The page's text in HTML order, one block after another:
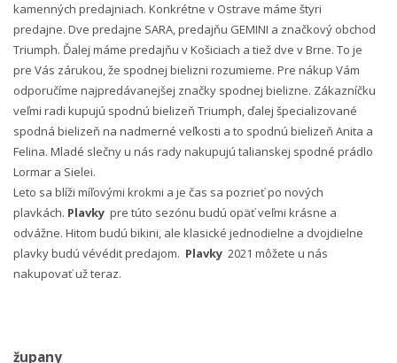
kamenných predajniach. Konkrétne v Ostrave máme štyri
predajne. Dve predajne SARA, predajňu GEMINI a značkový obchod
Triumph. Ďalej máme predajňu v Košiciach a tiež dve v Brne. To je
pre Vás zárukou, že spodnej bielizni rozumieme. Pre nákup Vám
odporučíme najpredávanejšej značky spodnej bielizne. Zákazníčku
veľmi radi kupujú spodnú bielizeň Triumph, ďalej špecializované
spodná bielizeň na nadmerné veľkosti a to spodnú bielizeň Anita a
Felina. Mladé slečny u nás rady nakupujú talianskej spodné prádlo
Lormar a Sielei.
Leto sa blíži míľovými krokmi a je čas sa pozrieť po nových
plavkách. Plavky pre túto sezónu budú opäť veľmi krásne a
odvážne. Hitom budú bikini, ale klasické jednodielne a dvojdielne
plavky budú vévédit predajom. Plavky 2021 môžete u nás
nakupovať už teraz.
župany